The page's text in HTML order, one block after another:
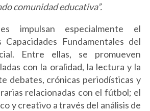
comunidad educativa”.
impulsan especialmente el
Fundamentales del
Entre ellas, se promueven
con la oralidad, la lectura y la
debates, crónicas periodísticas y
relacionadas con el fútbol; el
y creativo a través del análisis de